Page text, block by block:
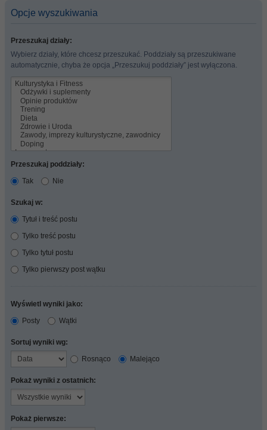
Opcje wyszukiwania
Przeszukaj działy:
Wybierz działy, które chcesz przeszukać. Poddziały są przeszukiwane
automatycznie, chyba że opcja „Przeszukuj poddziały” jest wyłączona.
Przeszukaj poddziały:
Tak
Nie
Szukaj w:
Tytuł i treść postu
Tylko treść postu
Tylko tytuł postu
Tylko pierwszy post wątku
Wyświetl wyniki jako:
Posty
Wątki
Sortuj wyniki wg:
Rosnąco
Malejąco
Pokaż wyniki z ostatnich:
Pokaż pierwsze: